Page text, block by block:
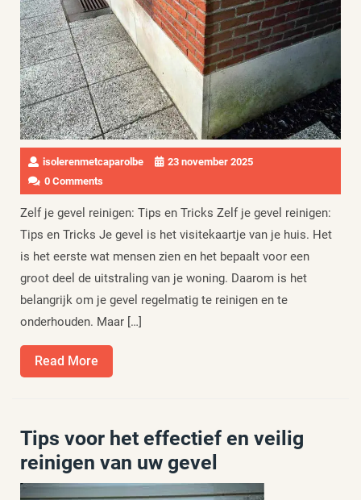
isolerenmetcaparolbe
23 november 2025
0 Comments
Zelf je gevel reinigen: Tips en Tricks Zelf je gevel reinigen:
Tips en Tricks Je gevel is het visitekaartje van je huis. Het
is het eerste wat mensen zien en het bepaalt voor een
groot deel de uitstraling van je woning. Daarom is het
belangrijk om je gevel regelmatig te reinigen en te
onderhouden. Maar […]
Read More
More
Tips voor het effectief en veilig
reinigen van uw gevel